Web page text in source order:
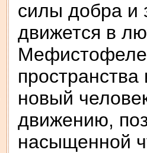
силы добра и
движется в
новый
движению,
насыщенной